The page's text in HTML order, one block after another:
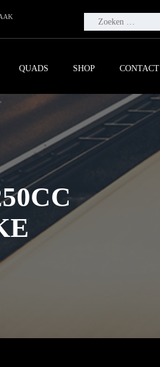
NAAR:
QUADS SHOP CONTACT